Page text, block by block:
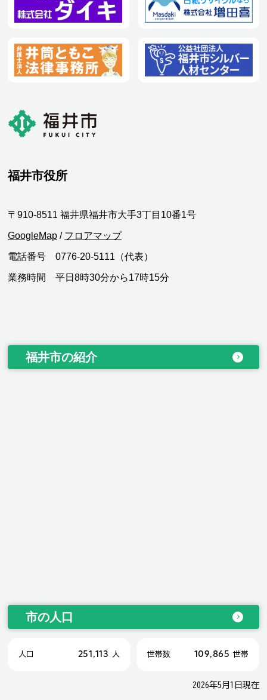
福井市役所
〒910-8511 福井県福井市大手3丁目10番1号
GoogleMap / フロアマップ
電話番号 0776-20-5111（代表）
業務時間 平日8時30分から17時15分
福井市の紹介
市の人口
人口 251,113 人 世帯数 109,865 世帯
2026年5月1日現在